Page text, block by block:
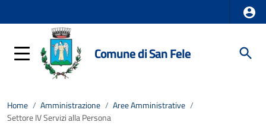
Comune di San Fele
Home / Amministrazione / Aree Amministrative /
Settore IV Servizi alla Persona